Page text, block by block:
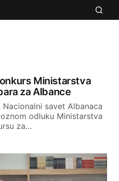
Ministarstva
za Albance
savet Albanaca
odluku Ministarstva
za…